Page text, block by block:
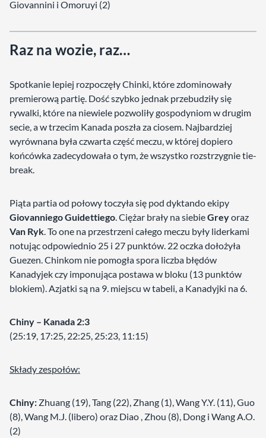
Giovannini i Omoruyi (2)
Raz na wozie, raz…
Spotkanie lepiej rozpoczęły Chinki, które zdominowały
premierową partię. Dość szybko jednak przebudziły się
rywalki, które na niewiele pozwoliły gospodyniom w drugim
secie, a w trzecim Kanada poszła za ciosem. Najbardziej
wyrównana była czwarta część meczu, w której dopiero
końcówka zadecydowała o tym, że wszystko rozstrzygnie tie-
break.
Piąta partia od połowy toczyła się pod dyktando ekipy
Giovanniego Guidettiego. Ciężar brały na siebieGreyoraz
Van Ryk. To one na przestrzeni całego meczu były liderkami
notując odpowiednio 25 i 27 punktów. 22 oczka dołożyła
Guezen. Chinkom nie pomogła spora liczba błędów
Kanadyjek czy imponująca postawa w bloku (13 punktów
blokiem). Azjatki są na 9. miejscu w tabeli, a Kanadyjki na 6.
Chiny – Kanada 2:3
(25:19, 17:25, 22:25, 25:23, 11:15)
Składy zespołów:
Chiny: Zhuang (19), Tang (22), Zhang (1), Wang Y.Y. (11), Guo
(8), Wang M.J. (libero) oraz Diao , Zhou (8), Dong i Wang A.O.
(2)